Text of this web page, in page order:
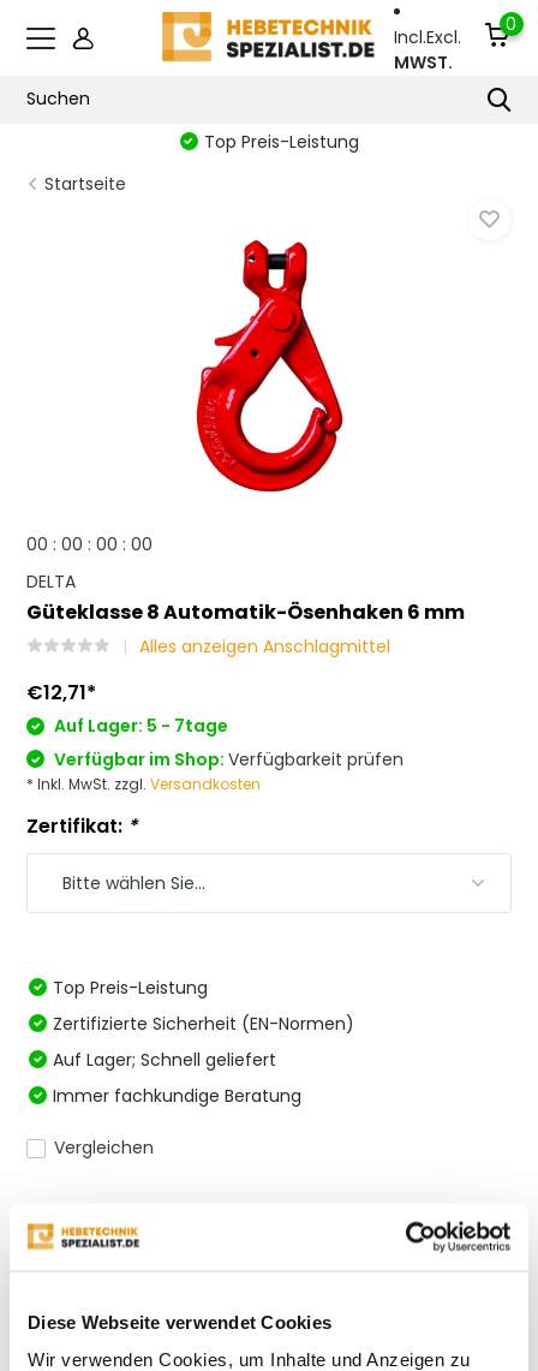
Diese Webseite verwendet Cookies
Wir verwenden Cookies, um Inhalte und Anzeigen zu
Incl.Excl.
MWST.
0
Top Preis-Leistung
Startseite
00 :00 :00 :00
DELTA
Güteklasse 8 Automatik-Ösenhaken 6 mm
Alles anzeigen Anschlagmittel
€12,71*
Auf Lager: 5 - 7tage
Verfügbar im Shop:Verfügbarkeit prüfen
* Inkl. MwSt. zzgl.Versandkosten
Zertifikat: *
Top Preis-Leistung
Zertifizierte Sicherheit (EN-Normen)
Auf Lager; Schnell geliefert
Immer fachkundige Beratung
Vergleichen
Produktbeschreibung
Eigenschaften